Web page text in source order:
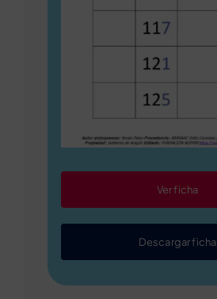
Ver ficha
Descargar ficha